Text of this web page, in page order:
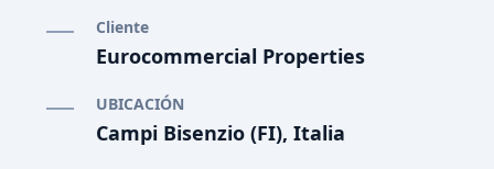
Cliente
Eurocommercial Properties
UBICACIÓN
Campi Bisenzio (FI), Italia